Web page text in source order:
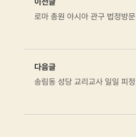
로마 총원 아시아 관구 법정방문
다음글
송림동 성당 교리교사 일일 피정